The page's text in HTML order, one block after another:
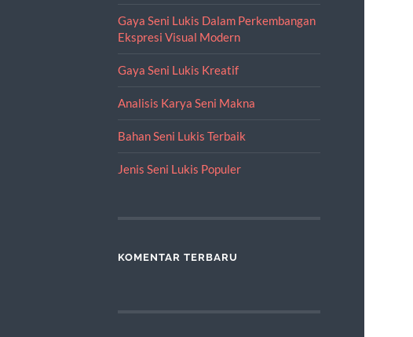
Gaya Seni Lukis Dalam Perkembangan
Ekspresi Visual Modern
Gaya Seni Lukis Kreatif
Analisis Karya Seni Makna
Bahan Seni Lukis Terbaik
Jenis Seni Lukis Populer
KOMENTAR TERBARU